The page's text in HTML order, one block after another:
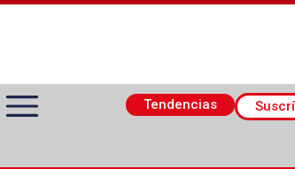
Tendencias